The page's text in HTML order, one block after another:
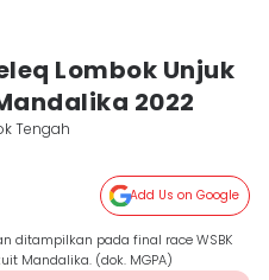
Lombok Unjuk
2022
Tengah
Add Us on Google
ditampilkan pada final race WSBK
Mandalika. (dok. MGPA)